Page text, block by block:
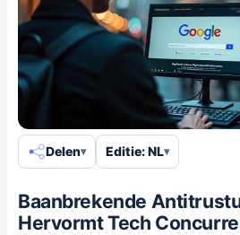
Delen Editie: NL
Baanbrekende
Hervormt Tech